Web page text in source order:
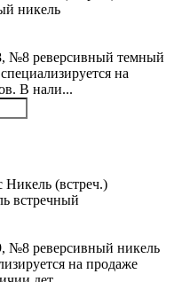
никель
№8 реверсивный темный
на
В нали...
встречный
№8 реверсивный никель
на продаже